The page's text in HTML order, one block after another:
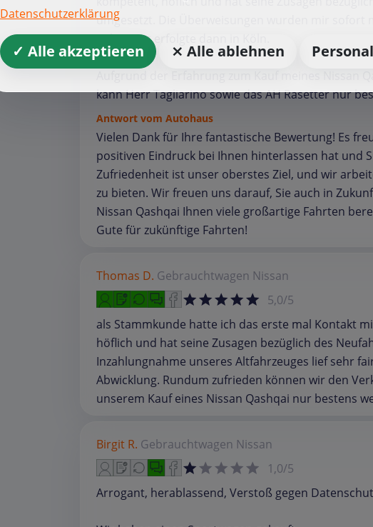
umgesetzt. Die Überweisungen wurden mir sofort
Zulassung erfolgte dann in Köln.
Aufgrund der Erfahrung zum Kauf meines Nissan
kann Herr Tagliarino sowie das AH Rasetter nur
Antwort vom Autohaus
Vielen Dank für Ihre fantastische Bewertung! Es
positiven Eindruck bei Ihnen hinterlassen hat und
Zufriedenheit ist unser oberstes Ziel, und wir
zu bieten. Wir freuen uns darauf, Sie auch in
Nissan Qashqai Ihnen viele großartige Fahrten
Gute für zukünftige Fahrten!
Thomas D. Gebrauchtwagen Nissan
5,0/5
als Stammkunde hatte ich das erste mal Kontakt
höflich und hat seine Zusagen bezüglich des
Inzahlungnahme unseres Altfahrzeuges lief sehr
Abwicklung. Rundum zufrieden können wir den
unserem Kauf eines Nissan Qashqai nur bestens
Birgit R. Gebrauchtwagen Nissan
1,0/5
Arrogant, herablassend, Verstoß gegen
Datenschutzerklärung
✓ Alle akzeptieren ⨯ Alle ablehnen